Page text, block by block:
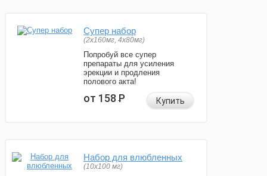
Супер набор
(2х160мг, 4х80мг)
Попробуй все супер
препараты для усиления
эрекции и продления
полового акта!
от 158Р Купить
Набор для влюбленных
(10х100 мг)